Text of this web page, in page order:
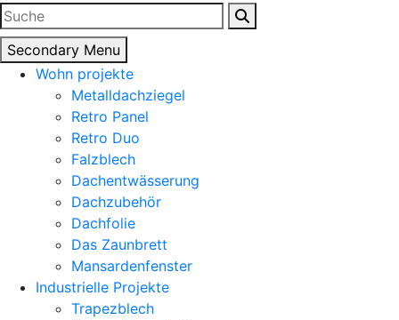
Suchen
nach:
Secondary Menu
Wohn projekte
Metalldachziegel
Retro Panel
Retro Duo
Falzblech
Dachentwässerung
Dachzubehör
Dachfolie
Das Zaunbrett
Mansardenfenster
Industrielle Projekte
Trapezblech